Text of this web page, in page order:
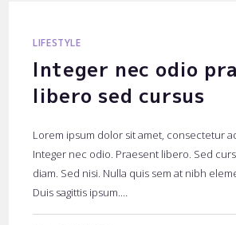
LIFESTYLE
Integer nec odio
libero sed cursus
Lorem ipsum dolor sit amet, consectetur
Integer nec odio. Praesent libero. Sed
diam. Sed nisi. Nulla quis sem at nibh
Duis sagittis ipsum.…